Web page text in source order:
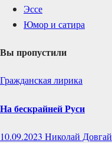
Эссе
Юмор и сатира
Вы пропустили
Гражданская лирика
На бескрайней Руси
10.09.2023 Николай Довгай